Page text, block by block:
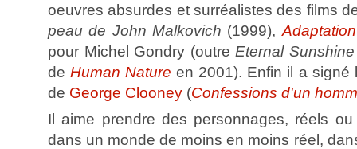
oeuvres absurdes et surréalistes des films
peau de John Malkovich (1999), Adaptation
pour Michel Gondry (outreEternal Sunshine
deHuman Nature en 2001). Enfin il a signé
de George Clooney (Confessions d'un
Il aime prendre des personnages, réels
dans un monde de moins en moins réel,